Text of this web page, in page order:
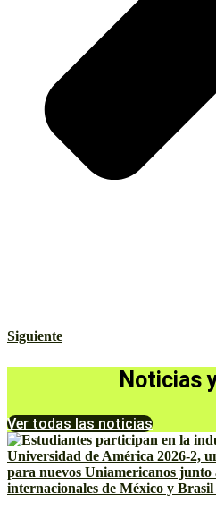
Siguiente
Noticias
Ver todas las noticias